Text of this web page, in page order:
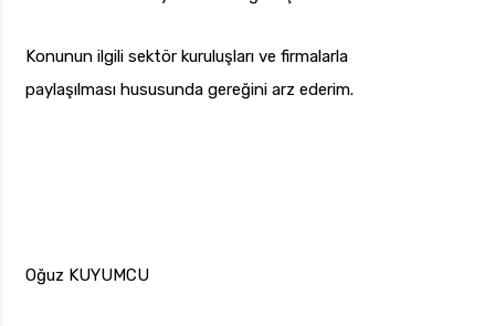
Konunun ilgili sektör kuruluşları ve firmalarla
paylaşılması hususunda gereğini arz ederim.
Oğuz KUYUMCU